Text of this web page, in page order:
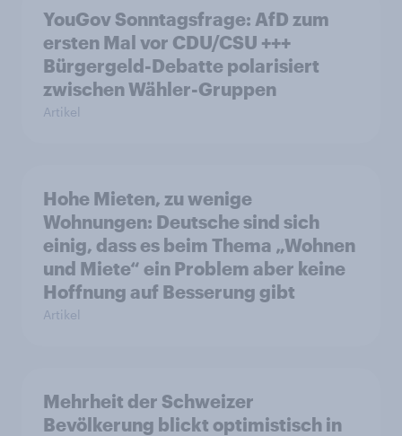
YouGov Sonntagsfrage: AfD zum
ersten Mal vor CDU/CSU +++
Bürgergeld-Debatte polarisiert
zwischen Wähler-Gruppen
Artikel
Hohe Mieten, zu wenige
Wohnungen: Deutsche sind sich
einig, dass es beim Thema „Wohnen
und Miete“ ein Problem aber keine
Hoffnung auf Besserung gibt
Artikel
Mehrheit der Schweizer
Bevölkerung blickt optimistisch in